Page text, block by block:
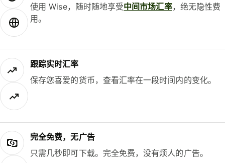
使用 Wise，随时随地享受中间市场汇率，绝无隐性费
用。
跟踪实时汇率
保存您喜爱的货币，查看汇率在一段时间内的变化。
完全免费，无广告
只需几秒即可下载。完全免费，没有烦人的广告。